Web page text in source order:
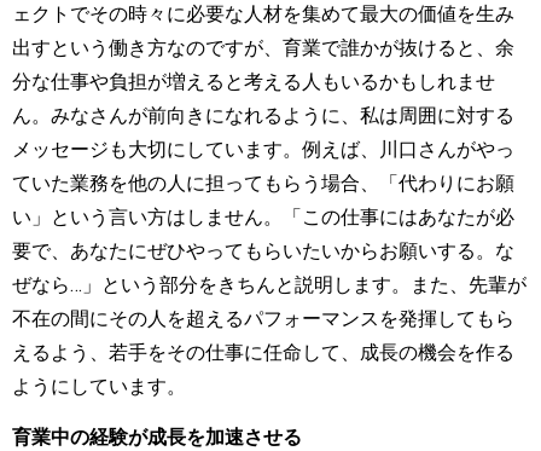
ェクトでその時々に必要な人材を集めて最大の価値を生み
出すという働き方なのですが、育業で誰かが抜けると、余
分な仕事や負担が増えると考える人もいるかもしれませ
ん。みなさんが前向きになれるように、私は周囲に対する
メッセージも大切にしています。例えば、川口さんがやっ
ていた業務を他の人に担ってもらう場合、「代わりにお願
い」という言い方はしません。「この仕事にはあなたが必
要で、あなたにぜひやってもらいたいからお願いする。な
ぜなら… 」という部分をきちんと説明します。また、先輩が
不在の間にその人を超えるパフォーマンスを発揮してもら
えるよう、若手をその仕事に任命して、成長の機会を作る
ようにしています。
育業中の経験が成長を加速させる